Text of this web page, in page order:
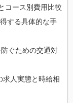
コース別費用比較
する具体的な手
ぐための交通対
求人実態と時給相